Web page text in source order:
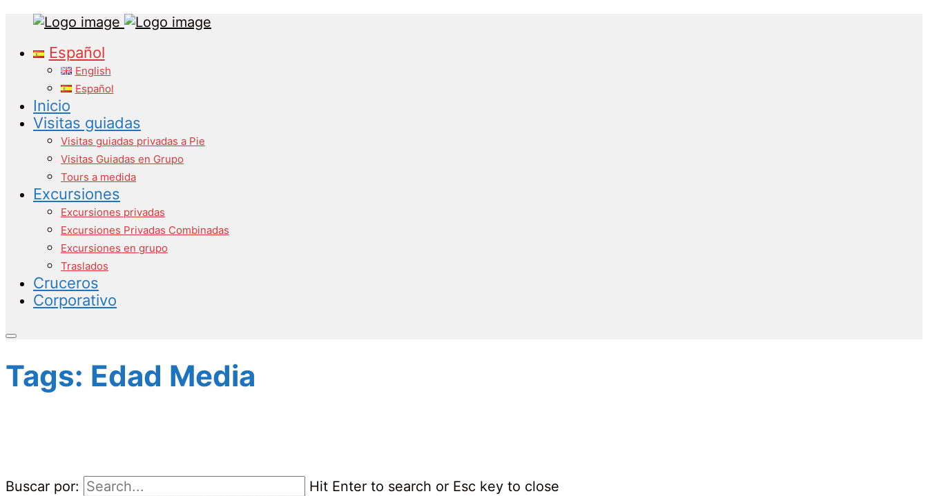
in
Malaga
PrimaryEspañol
English
Español
Inicio
Visitas guiadas
Visitas guiadas privadas a Pie
Visitas Guiadas en Grupo
Tours a medida
Excursiones
Excursiones privadas
Excursiones Privadas Combinadas
Excursiones en grupo
Traslados
Cruceros
Corporativo
Tags: Edad Media
Buscar por: Hit Enter to search or Esc key to close